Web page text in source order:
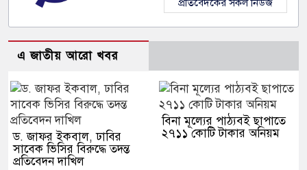
প্রতিবেদকের সকল নিউজ
এ জাতীয় আরো খবর
ড. জাফর ইকবাল, ঢাবির
সাবেক ভিসির বিরুদ্ধে তদন্ত
প্রতিবেদন দাখিল
বিনা মূল্যের পাঠ্যবই ছাপাতে
২৭১১ কোটি টাকার অনিয়ম